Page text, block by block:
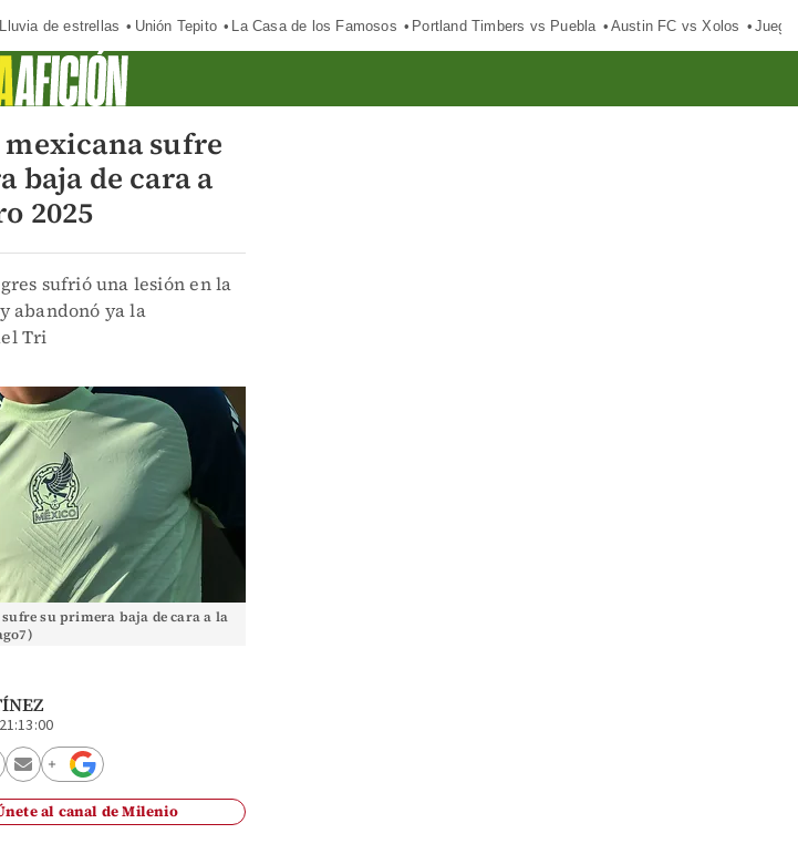
Lluvia de estrellas Unión Tepito La Casa de los Famosos Portland Timbers vs Puebla Austin FC vs Xolos
sufre
baja de cara a
2025
sufrió una lesión en la
abandonó ya la
Tri
sufre su primera baja de cara a la
al canal de Milenio